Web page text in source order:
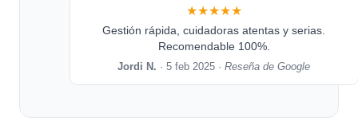
★★★★★
Gestión rápida, cuidadoras atentas y serias.
Recomendable 100%.
Jordi N. · 5 feb 2025 ·Reseña de Google